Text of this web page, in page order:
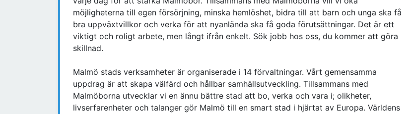
möjligheterna till egen försörjning, minska hemlöshet, bidra till att barn och unga ska få
bra uppväxtvillkor och verka för att nyanlända ska få goda förutsättningar. Det är ett
viktigt och roligt arbete, men långt ifrån enkelt. Sök jobb hos oss, du kommer att göra
skillnad.
Malmö stads verksamheter är organiserade i 14 förvaltningar. Vårt gemensamma
uppdrag är att skapa välfärd och hållbar samhällsutveckling. Tillsammans med
Malmöborna utvecklar vi en ännu bättre stad att bo, verka och vara i; olikheter,
livserfarenheter och talanger gör Malmö till en smart stad i hjärtat av Europa. Världens